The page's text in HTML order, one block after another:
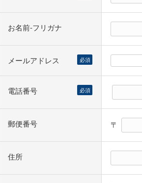
お名前-フリガナ
メールアドレス 必須
電話番号 必須
郵便番号 〒
住所